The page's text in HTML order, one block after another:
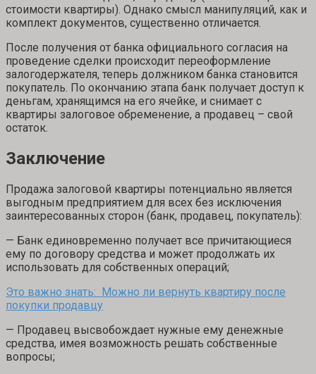
стоимости квартиры). Однако смысл манипуляций, как и
комплект документов, существенно отличается.
После получения от банка официального согласия на
проведение сделки происходит переоформление
залогодержателя, теперь должником банка становится
покупатель. По окончанию этапа банк получает доступ к
деньгам, хранящимся на его ячейке, и снимает с
квартиры залоговое обременение, а продавец – свой
остаток.
Заключение
Продажа залоговой квартиры потенциально является
выгодным предприятием для всех без исключения
заинтересованных сторон (банк, продавец, покупатель):
— Банк единовременно получает все причитающиеся
ему по договору средства и может продолжать их
использовать для собственных операций;
Это важно знать: Можно ли вернуть квартиру после
покупки продавцу
— Продавец высвобождает нужные ему денежные
средства, имея возможность решать собственные
вопросы;